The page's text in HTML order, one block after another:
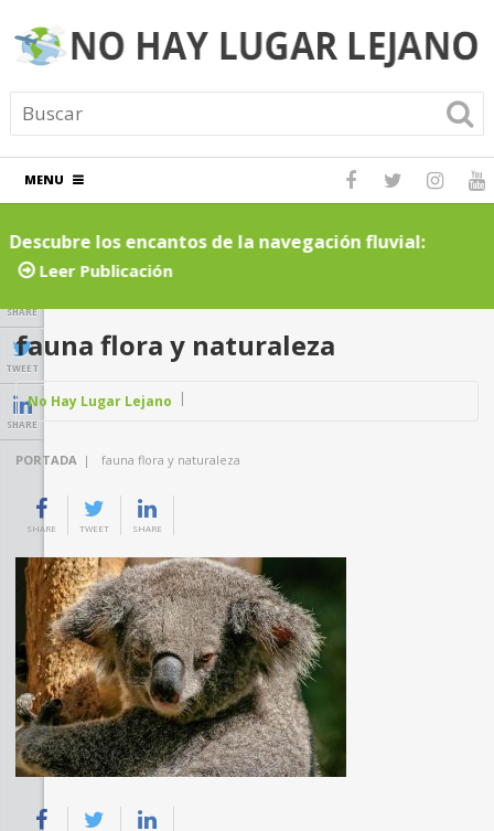
MENU
Descubre los encantos de la navegación fluvial:
cruceros por ríos inolvidables
Leer Publicación
SHARE
TWEET
SHARE
fauna flora y naturaleza
No Hay Lugar Lejano
PORTADA | fauna flora y naturaleza
SHARE TWEET SHARE